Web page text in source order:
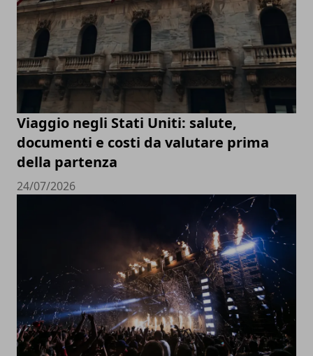
Viaggio negli Stati Uniti: salute,
documenti e costi da valutare prima
della partenza
24/07/2026